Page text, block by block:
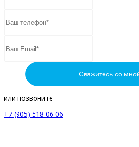
или позвоните
+7 (905) 518 06 06